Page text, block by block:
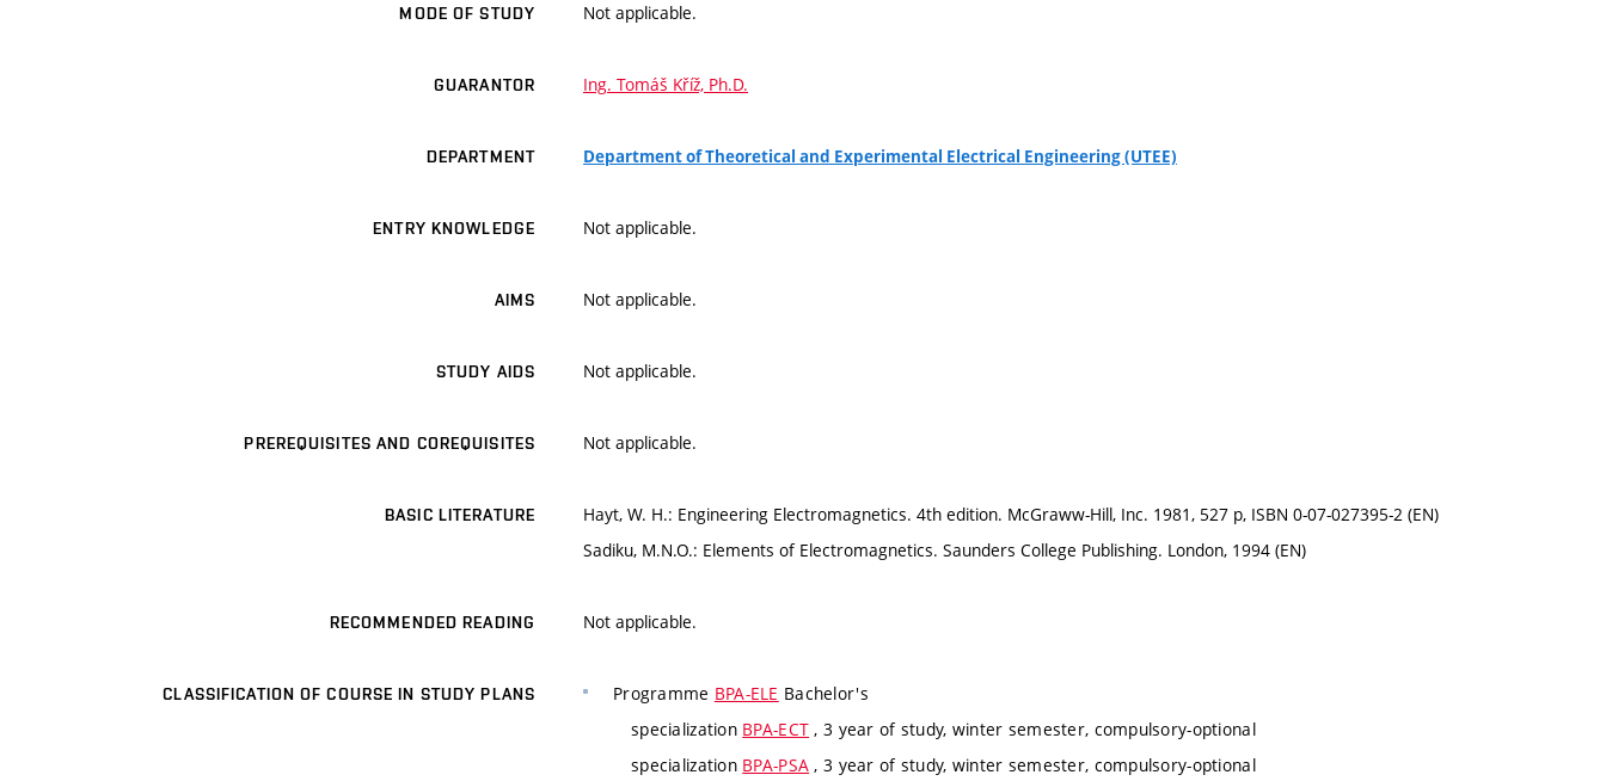
MODE OF STUDY Not applicable.
GUARANTOR Ing. Tomáš Kříž, Ph.D.
DEPARTMENT Department of Theoretical and Experimental Electrical Engineering (UTEE)
ENTRY KNOWLEDGE Not applicable.
AIMS Not applicable.
STUDY AIDS Not applicable.
PREREQUISITES AND COREQUISITES Not applicable.
BASIC LITERATURE
Hayt, W. H.: Engineering Electromagnetics. 4th edition. McGraww-Hill, Inc. 1981, 527 p, ISBN 0-07-027395-2 (EN)
Sadiku, M.N.O.: Elements of Electromagnetics. Saunders College Publishing. London, 1994 (EN)
RECOMMENDED READING Not applicable.
CLASSIFICATION OF COURSE IN STUDY PLANS Programme BPA-ELE Bachelor's
specialization BPA-ECT , 3 year of study, winter semester, compulsory-optional
specialization BPA-PSA , 3 year of study, winter semester, compulsory-optional